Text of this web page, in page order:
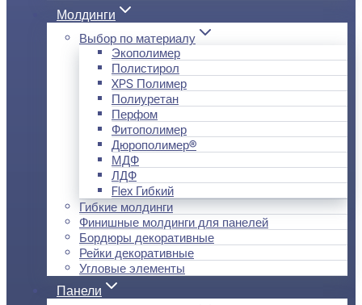
Молдинги
Выбор по материалу
Экополимер
Полистирол
XPS Полимер
Полиуретан
Перфом
Фитополимер
Дюрополимер®
МДФ
ЛДФ
Flex Гибкий
Гибкие молдинги
Финишные молдинги для панелей
Бордюры декоративные
Рейки декоративные
Угловые элементы
Панели